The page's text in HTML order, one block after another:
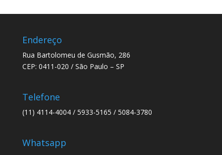
Endereço
Rua Bartolomeu de Gusmão, 286
CEP: 0411-020 / São Paulo – SP
Telefone
(11) 4114-4004 / 5933-5165 / 5084-3780
Whatsapp